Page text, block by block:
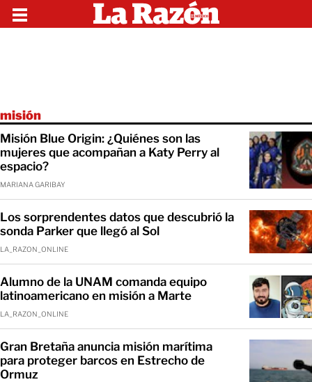
misión
Misión Blue Origin: ¿Quiénes son las
mujeres que acompañan a Katy Perry al
espacio?
MARIANA GARIBAY
Los sorprendentes datos que descubrió la
sonda Parker que llegó al Sol
LA_RAZON_ONLINE
Alumno de la UNAM comanda equipo
latinoamericano en misión a Marte
LA_RAZON_ONLINE
Gran Bretaña anuncia misión marítima
para proteger barcos en Estrecho de
Ormuz